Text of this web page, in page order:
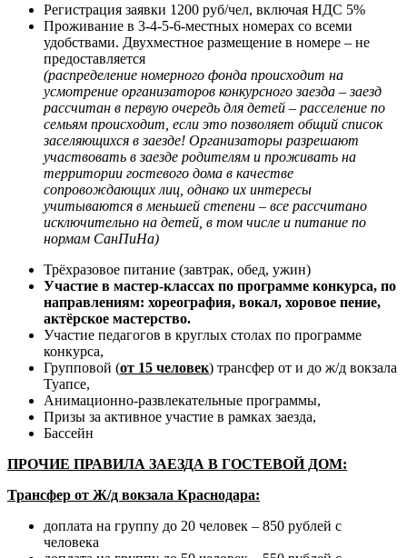
Регистрация заявки 1200 руб/чел, включая НДС 5%
Проживание в 3-4-5-6-местных номерах со всеми
удобствами. Двухместное размещение в номере – не
предоставляется
(распределение номерного фонда происходит на
усмотрение организаторов конкурсного заезда – заезд
рассчитан в первую очередь для детей – расселение по
семьям происходит, если это позволяет общий список
заселяющихся в заезде! Организаторы разрешают
участвовать в заезде родителям и проживать на
территории гостевого дома в качестве
сопровождающих лиц, однако их интересы
учитываются в меньшей степени – все рассчитано
исключительно на детей, в том числе и питание по
нормам СанПиНа)
Трёхразовое питание (завтрак, обед, ужин)
Участие в мастер-классах по программе конкурса, по
направлениям: хореография, вокал, хоровое пение,
актёрское мастерство.
Участие педагогов в круглых столах по программе
конкурса,
Групповой (от 15 человек) трансфер от и до ж/д вокзала
Туапсе,
Анимационно-развлекательные программы,
Призы за активное участие в рамках заезда,
Бассейн
ПРОЧИЕ ПРАВИЛА ЗАЕЗДА В ГОСТЕВОЙ ДОМ:
Трансфер от Ж/д вокзала Краснодара:
доплата на группу до 20 человек – 850 рублей с
человека